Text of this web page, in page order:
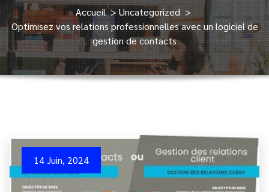
Accueil>Uncategorized>
Optimisez vos relations professionnelles avec un logiciel de
gestion de contacts
14 Juin, 2024